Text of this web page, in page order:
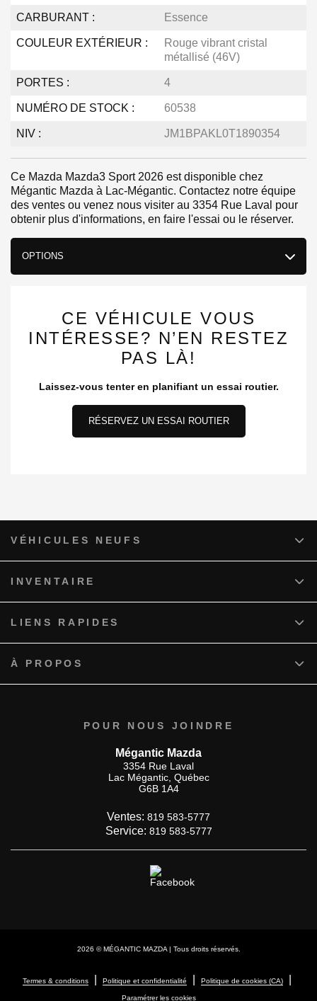
CARBURANT : Essence
COULEUR EXTÉRIEUR :
Rouge vibrant cristal
métallisé (46V)
PORTES : 4
NUMÉRO DE STOCK : 60538
NIV : JM1BPAKL0T1890354
Ce Mazda Mazda3 Sport 2026 est disponible chez
Mégantic Mazda à Lac-Mégantic. Contactez notre équipe
des ventes ou venez nous visiter au 3354 Rue Laval pour
obtenir plus d'informations, en faire l'essai ou le réserver.
OPTIONS
CE VÉHICULE VOUS
INTÉRESSE? N’EN RESTEZ
PAS LÀ!
Laissez-vous tenter en planifiant un essai routier.
RÉSERVEZ UN ESSAI ROUTIER
POUR NOUS JOINDRE
Mégantic Mazda
3354 Rue Laval
Lac Mégantic, Québec
G6B 1A4
Ventes: 819 583-5777
Service: 819 583-5777
VÉHICULES NEUFS
INVENTAIRE
LIENS RAPIDES
À PROPOS
2026 © MÉGANTIC MAZDA| Tous droits réservés.
Termes & conditions Politique et confidentialité Politique de cookies (CA)
Paramétrer les cookies